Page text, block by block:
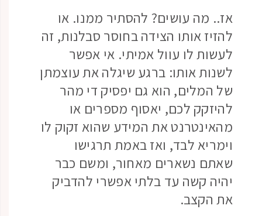
אז.. מה עושים? להסתיר ממנו. או
להזיז אותו הצידה בחוסר סבלנות, זה
לעשות לו עוול אמיתי. אי אפשר
לשנות אותו: ברגע שיגלה את עוצמתן
של המלים, הוא גם יפסיק די מהר
להיזקק לכם, יאסוף מספרים או
מהאינטרנט את המידע שהוא זקוק לו
וימריא לבד, ואז באמת תרגישו
שאתם נשארים מאחור, ומשם כבר
יהיה קשה עד בלתי אפשרי להדביק
את הקצב.